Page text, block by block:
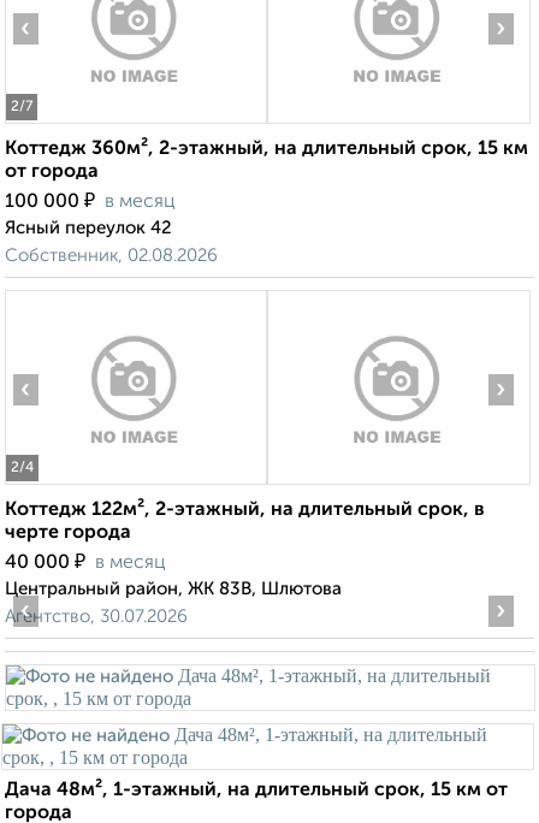
2/7
‹ ›
Коттедж 360м², 2-этажный, на длительный срок, 15 км
от города
100 000 ₽ в месяц
Ясный переулок 42
Собственник, 02.08.2026
2/4
‹ ›
Коттедж 122м², 2-этажный, на длительный срок, в
черте города
40 000 ₽ в месяц
Центральный район, ЖК 83В, Шлютова
Агентство, 30.07.2026
‹ ›
Дача 48м², 1-этажный, на длительный срок, 15 км от
города